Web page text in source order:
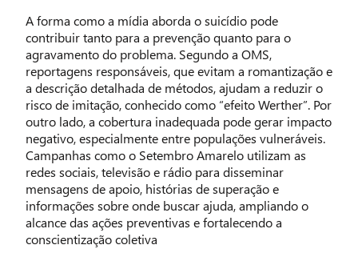
A forma como a mídia aborda o suicídio pode
contribuir tanto para a prevenção quanto para o
agravamento do problema. Segundo a OMS,
reportagens responsáveis, que evitam a romantização e
a descrição detalhada de métodos, ajudam a reduzir o
risco de imitação, conhecido como “efeito Werther”. Por
outro lado, a cobertura inadequada pode gerar impacto
negativo, especialmente entre populações vulneráveis.
Campanhas como o Setembro Amarelo utilizam as
redes sociais, televisão e rádio para disseminar
mensagens de apoio, histórias de superação e
informações sobre onde buscar ajuda, ampliando o
alcance das ações preventivas e fortalecendo a
conscientização coletiva